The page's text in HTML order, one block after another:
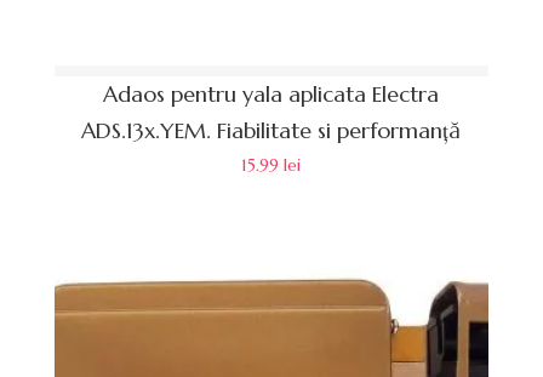
Adaos pentru yala aplicata Electra
ADS.13x.YEM. Fiabilitate si performanță
15.99lei